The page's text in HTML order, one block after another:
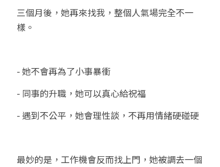
三個月後，她再來找我，整個人氣場完全不一
樣。
- 她不會再為了小事暴衝
- 同事的升職，她可以真心給祝福
- 遇到不公平，她會理性談，不再用情緒硬碰硬
最妙的是，工作機會反而找上門，她被調去一個